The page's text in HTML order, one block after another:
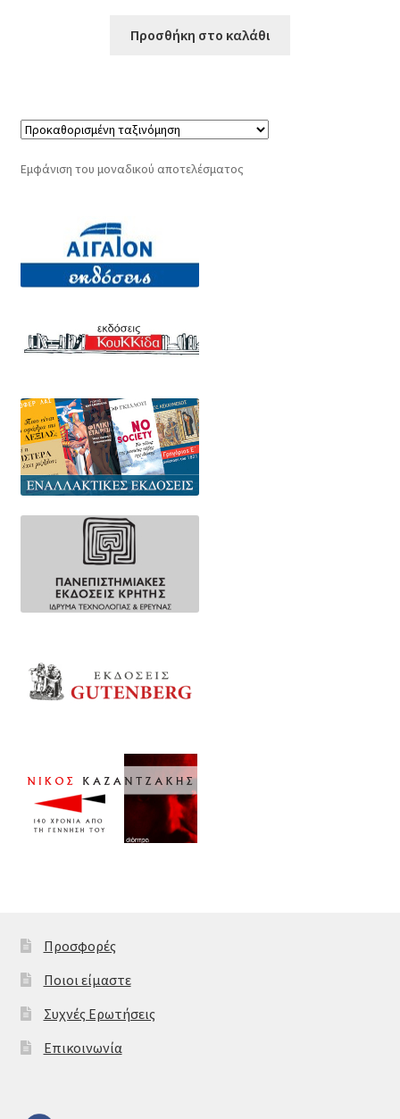
Προσθήκη στο καλάθι
Εμφάνιση του μοναδικού αποτελέσματος
Προσφορές
Ποιοι είμαστε
Συχνές Ερωτήσεις
Επικοινωνία